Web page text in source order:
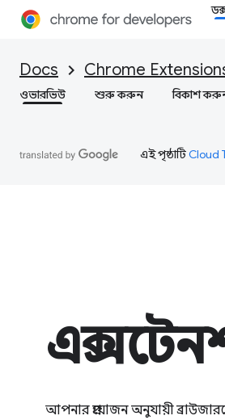
Docs Chrome
ওভারভিউ শুরু করুন বিকাশ
এই পৃষ্ঠাটিCloud
আপনার প্রয়োজন অনুযায়ী